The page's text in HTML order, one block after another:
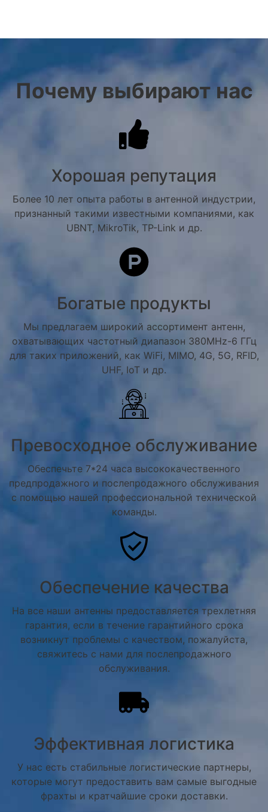
Почему выбирают нас
Хорошая репутация
Более 10 лет опыта работы в антенной индустрии,
признанный такими известными компаниями, как
UBNT, MikroTik, TP-Link и др.
Богатые продукты
Мы предлагаем широкий ассортимент антенн,
охватывающих частотный диапазон 380MHz-6 ГГц
для таких приложений, как WiFi, MIMO, 4G, 5G, RFID,
UHF, IoT и др.
Превосходное обслуживание
Обеспечьте 7*24 часа высококачественного
предпродажного и послепродажного обслуживания
с помощью нашей профессиональной технической
команды.
Обеспечение качества
На все наши антенны предоставляется трехлетняя
гарантия, если в течение гарантийного срока
возникнут проблемы с качеством, пожалуйста,
свяжитесь с нами для послепродажного
обслуживания.
Эффективная логистика
У нас есть стабильные логистические партнеры,
которые могут предоставить вам самые выгодные
фрахты и кратчайшие сроки доставки.